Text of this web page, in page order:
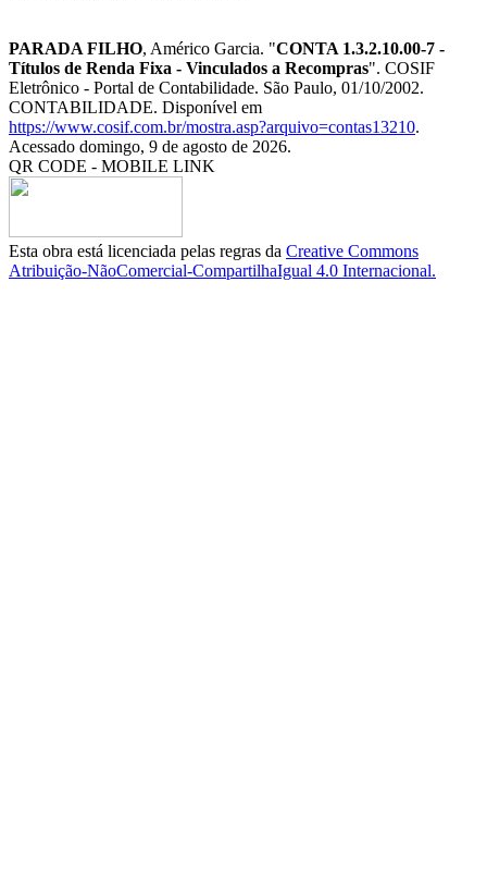
PARADA FILHO, Américo Garcia. "CONTA 1.3.2.10.00-7 -
Títulos de Renda Fixa - Vinculados a Recompras". COSIF
Eletrônico - Portal de Contabilidade. São Paulo, 01/10/2002.
CONTABILIDADE. Disponível em
https://www.cosif.com.br/mostra.asp?arquivo=contas13210.
Acessado domingo, 9 de agosto de 2026.
QR CODE - MOBILE LINK
Esta obra está licenciada pelas regras da Creative Commons
Atribuição-NãoComercial-CompartilhaIgual 4.0 Internacional.